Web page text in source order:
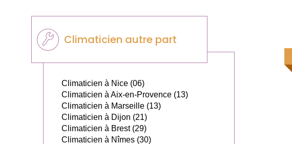
Climaticien autre part
Climaticien à Nice (06)
Climaticien à Aix-en-Provence (13)
Climaticien à Marseille (13)
Climaticien à Dijon (21)
Climaticien à Brest (29)
Climaticien à Nîmes (30)